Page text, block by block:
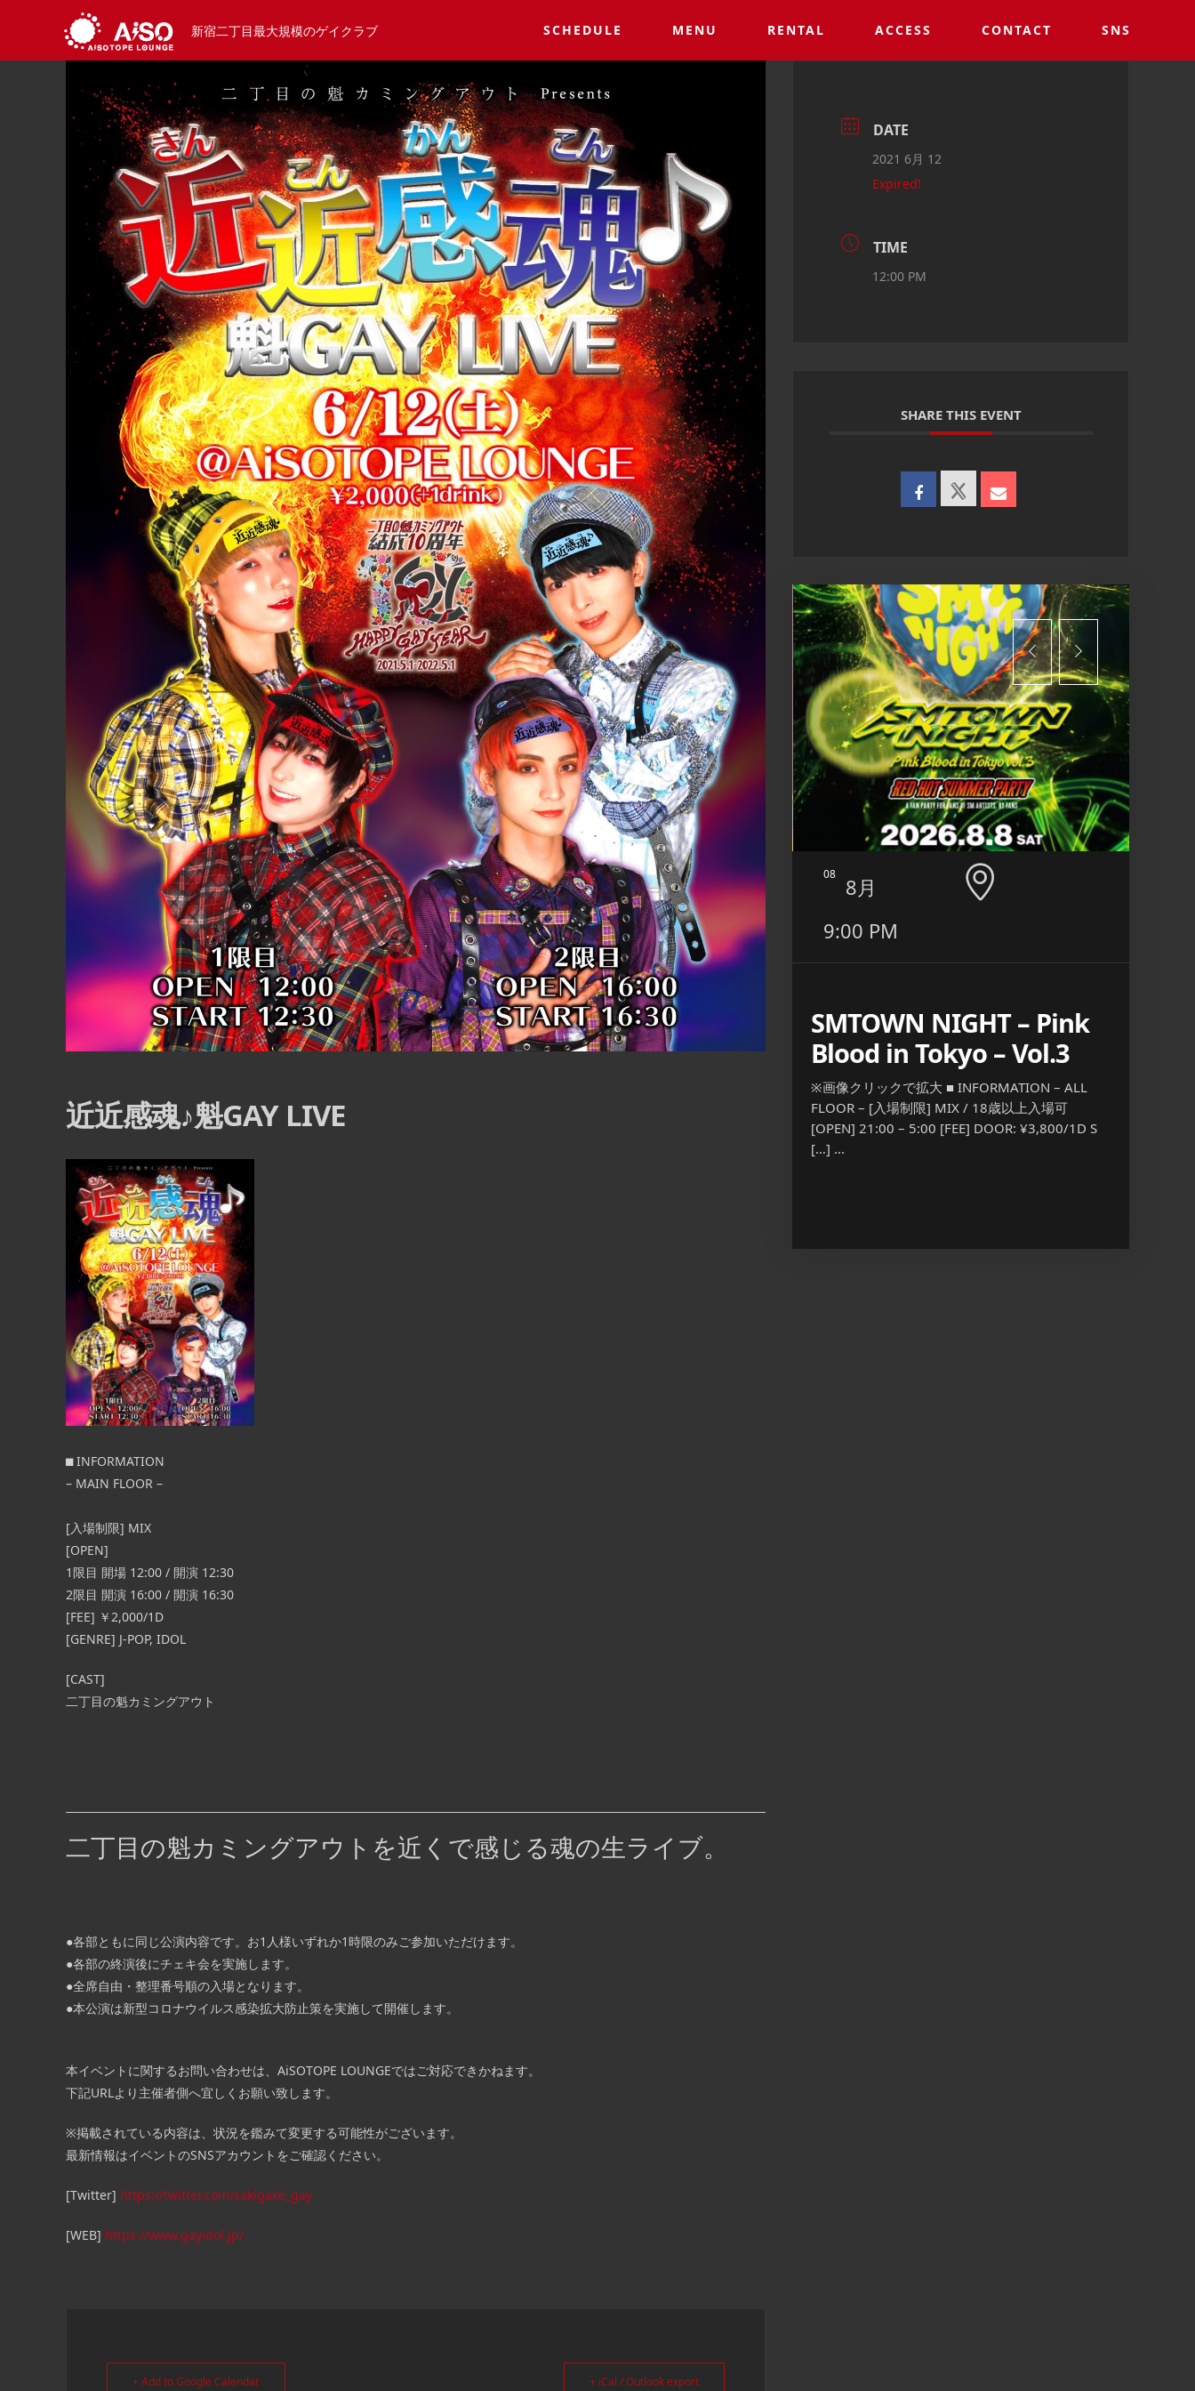
新宿二丁目最大規模のゲイクラブ SCHEDULE MENU RENTAL ACCESS CONTACT SNS
近近感魂♪魁GAY LIVE
⬛︎ INFORMATION
– MAIN FLOOR –
[入場制限] MIX
[OPEN]
1限目 開場 12:00 / 開演 12:30
2限目 開演 16:00 / 開演 16:30
[FEE] ￥2,000/1D
[GENRE] J-POP, IDOL
[CAST]
二丁目の魁カミングアウト
二丁目の魁カミングアウトを近くで感じる魂の生ライブ。
●各部ともに同じ公演内容です。お1人様いずれか1時限のみご参加いただけます。
●各部の終演後にチェキ会を実施します。
●全席自由・整理番号順の入場となります。
●本公演は新型コロナウイルス感染拡大防止策を実施して開催します。
本イベントに関するお問い合わせは、AiSOTOPE LOUNGEではご対応できかねます。
下記URLより主催者側へ宜しくお願い致します。
※掲載されている内容は、状況を鑑みて変更する可能性がございます。
最新情報はイベントのSNSアカウントをご確認ください。
[Twitter] https://twitter.com/sakigake_gay
[WEB] https://www.gayidol.jp/
+ Add to Google Calendar + iCal / Outlook export
DATE
2021 6月 12
Expired!
TIME
12:00 PM
SHARE THIS EVENT
◉1部 OPEN
8月
8:00 PM
日本歌謡酒場 二代目ヒロ
江
[OPEN] 20:00 – 24:00 [FEE] 1st DRINK
¥1,000（2杯目以降は通常料 […] ...
07
8月
9:00 PM
globe nite ’26 / ケツメイ
シナイト
08
8月
9:00 PM
SMTOWN NIGHT – Pink
Blood in Tokyo – Vol.3
※画像クリックで拡大 ■ INFORMATION – ALL
FLOOR – [入場制限] MIX / 18歳以上入場可
[OPEN] 21:00 – 5:00 [FEE] DOOR: ¥3,800/1D S
[…] ...